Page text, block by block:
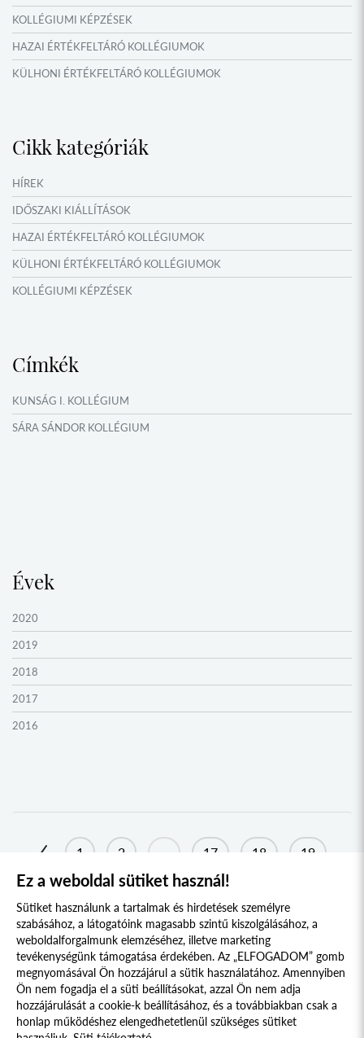
KOLLÉGIUMI KÉPZÉSEK
HAZAI ÉRTÉKFELTÁRÓ KOLLÉGIUMOK
KÜLHONI ÉRTÉKFELTÁRÓ KOLLÉGIUMOK
IDŐSZAKI KIÁLLÍTÁSOK
NYÁRI TÁBOROK
OKTATÁS, KULTÚRA
NÉPFŐISKOLA HÁLÓZAT ESEMÉNYEI
Cikk kategóriák
HÍREK
IDŐSZAKI KIÁLLÍTÁSOK
HAZAI ÉRTÉKFELTÁRÓ KOLLÉGIUMOK
KÜLHONI ÉRTÉKFELTÁRÓ KOLLÉGIUMOK
KOLLÉGIUMI KÉPZÉSEK
NYÁRI TÁBOROK
OKTATÁS, KULTÚRA
VERSENYEK, VETÉLKEDŐK
Címkék
KUNSÁG I. KOLLÉGIUM
SÁRA SÁNDOR KOLLÉGIUM
Évek
2020
2019
2018
2017
2016
2010
2009
1 2 17 18 19
20 21 22 23
Süti szabályzat Adatvédelmi nyilatkozat
Jogi nyilatkozat
Ez a weboldal sütiket használ!
Sütiket használunk a tartalmak és hirdetések személyre
szabásához, a látogatóink magasabb szintű kiszolgálásához, a
weboldalforgalmunk elemzéséhez, illetve marketing
tevékenységünk támogatása érdekében. Az „ELFOGADOM” gomb
megnyomásával Ön hozzájárul a sütik használatához. Amennyiben
Ön nem fogadja el a süti beállításokat, azzal Ön nem adja
hozzájárulását a cookie-k beállításához, és a továbbiakban csak a
honlap működéshez elengedhetetlenül szükséges sütiket